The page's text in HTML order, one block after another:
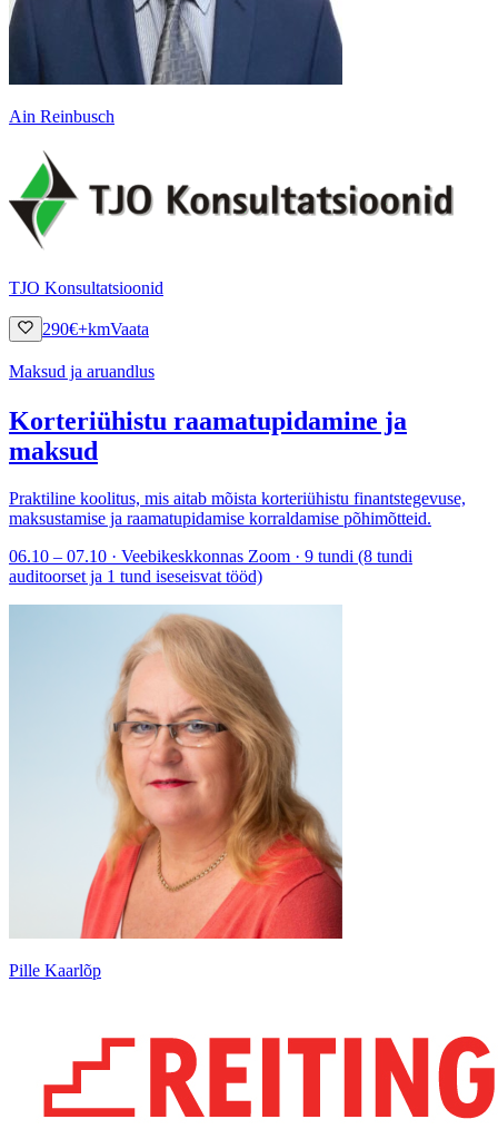
Ain Reinbusch
TJO Konsultatsioonid
290€+kmVaata
Maksud ja aruandlus
Korteriühistu raamatupidamine ja
maksud
Praktiline koolitus, mis aitab mõista korteriühistu finantstegevuse,
maksustamise ja raamatupidamise korraldamise põhimõtteid.
06.10 – 07.10 · Veebikeskkonnas Zoom · 9 tundi (8 tundi
auditoorset ja 1 tund iseseisvat tööd)
Pille Kaarlõp